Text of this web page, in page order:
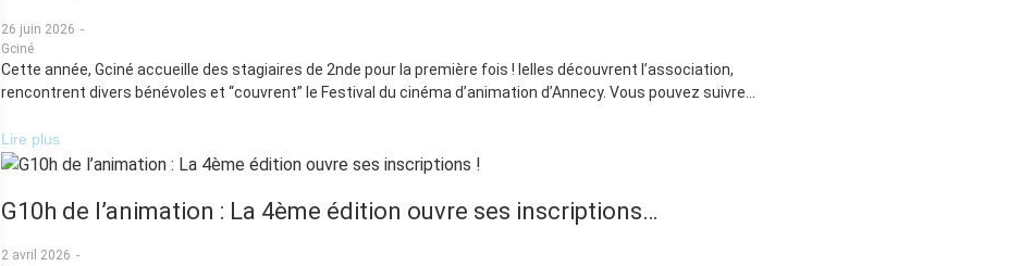
26 juin 2026 -
Gciné
Cette année, Gciné accueille des stagiaires de 2nde pour la première fois ! Ielles découvrent l’association,
rencontrent divers bénévoles et “couvrent” le Festival du cinéma d’animation d’Annecy. Vous pouvez suivre...
Lire plus
G10h de l’animation : La 4ème édition ouvre ses inscriptions…
2 avril 2026 -